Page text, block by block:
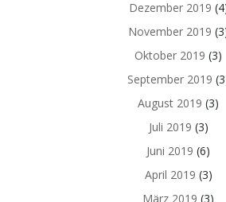
Dezember 2019
November 2019
Oktober 2019 (3)
September 2019
August 2019 (3)
Juli 2019 (3)
Juni 2019 (6)
April 2019 (3)
März 2019 (3)